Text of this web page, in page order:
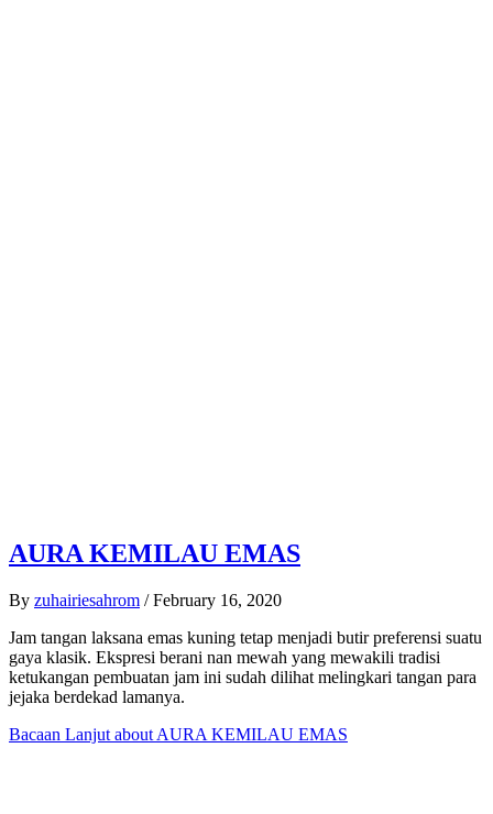
AURA KEMILAU EMAS
By zuhairiesahrom / February 16, 2020
Jam tangan laksana emas kuning tetap menjadi butir preferensi suatu
gaya klasik. Ekspresi berani nan mewah yang mewakili tradisi
ketukangan pembuatan jam ini sudah dilihat melingkari tangan para
jejaka berdekad lamanya.
Bacaan Lanjut about AURA KEMILAU EMAS